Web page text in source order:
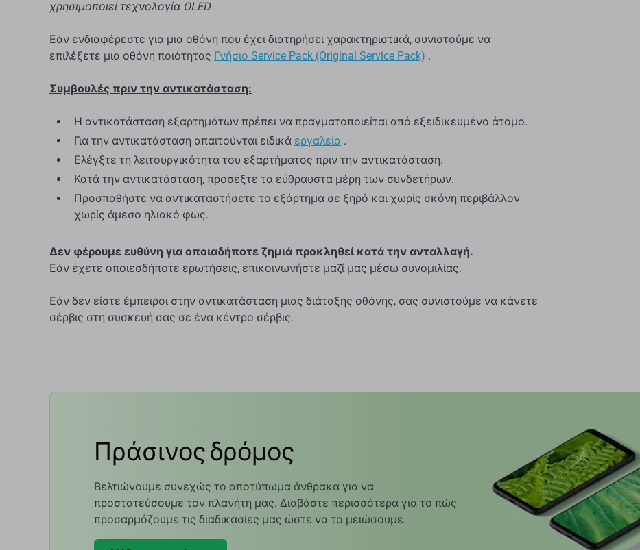
χρησιμοποιεί τεχνολογία OLED.
Εάν ενδιαφέρεστε για μια οθόνη που έχει διατηρήσει χαρακτηριστικά, συνιστούμε να
επιλέξετε μια οθόνη ποιότητας Γνήσιο Service Pack (Original Service Pack) .
Συμβουλές πριν την αντικατάσταση:
Η αντικατάσταση εξαρτημάτων πρέπει να πραγματοποιείται από εξειδικευμένο άτομο.
Για την αντικατάσταση απαιτούνται ειδικά εργαλεία .
Ελέγξτε τη λειτουργικότητα του εξαρτήματος πριν την αντικατάσταση.
Κατά την αντικατάσταση, προσέξτε τα εύθραυστα μέρη των συνδετήρων.
Προσπαθήστε να αντικαταστήσετε το εξάρτημα σε ξηρό και χωρίς σκόνη περιβάλλον
χωρίς άμεσο ηλιακό φως.
Δεν φέρουμε ευθύνη για οποιαδήποτε ζημιά προκληθεί κατά την ανταλλαγή.
Εάν έχετε οποιεσδήποτε ερωτήσεις, επικοινωνήστε μαζί μας μέσω συνομιλίας.
Εάν δεν είστε έμπειροι στην αντικατάσταση μιας διάταξης οθόνης, σας συνιστούμε να κάνετε
σέρβις στη συσκευή σας σε ένα κέντρο σέρβις.
Πράσινος δρόμος
Βελτιώνουμε συνεχώς το αποτύπωμα άνθρακα για να
προστατεύσουμε τον πλανήτη μας. Διαβάστε περισσότερα για το πώς
προσαρμόζουμε τις διαδικασίες μας ώστε να το μειώσουμε.